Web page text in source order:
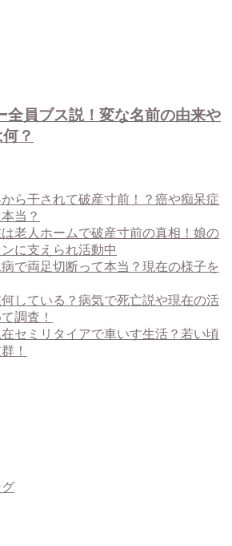
全員ブス説！変な名前の由来や
？
ら干されて破産寸前！？癌や痴呆症
当？
老人ホームで破産寸前の真相！娘の
に支えられ活動中
で両足切断って本当？現在の様子を
している？病気で死亡説や現在の活
調査！
セミリタイアで車いす生活？若い頃
！